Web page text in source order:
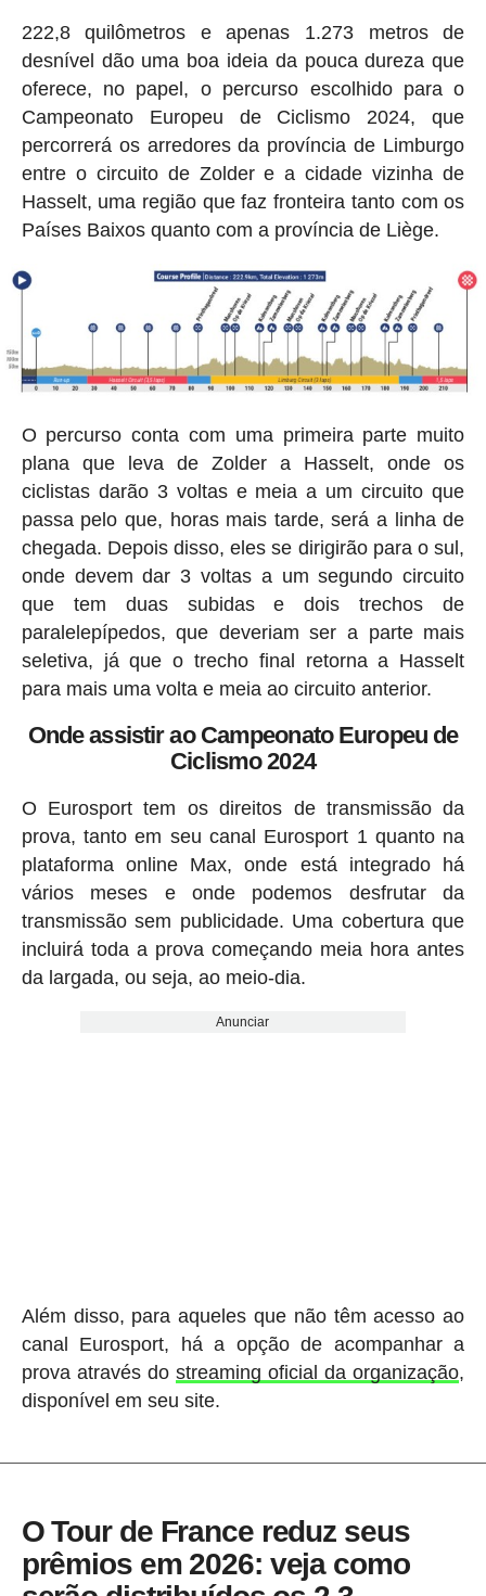
222,8 quilômetros e apenas 1.273 metros de
desnível dão uma boa ideia da pouca dureza que
oferece, no papel, o percurso escolhido para o
Campeonato Europeu de Ciclismo 2024, que
percorrerá os arredores da província de Limburgo
entre o circuito de Zolder e a cidade vizinha de
Hasselt, uma região que faz fronteira tanto com os
Países Baixos quanto com a província de Liège.
O percurso conta com uma primeira parte muito
plana que leva de Zolder a Hasselt, onde os
ciclistas darão 3 voltas e meia a um circuito que
passa pelo que, horas mais tarde, será a linha de
chegada. Depois disso, eles se dirigirão para o sul,
onde devem dar 3 voltas a um segundo circuito
que tem duas subidas e dois trechos de
paralelepípedos, que deveriam ser a parte mais
seletiva, já que o trecho final retorna a Hasselt
para mais uma volta e meia ao circuito anterior.
Onde assistir ao Campeonato Europeu de
Ciclismo 2024
O Eurosport tem os direitos de transmissão da
prova, tanto em seu canal Eurosport 1 quanto na
plataforma online Max, onde está integrado há
vários meses e onde podemos desfrutar da
transmissão sem publicidade. Uma cobertura que
incluirá toda a prova começando meia hora antes
da largada, ou seja, ao meio-dia.
Anunciar
Além disso, para aqueles que não têm acesso ao
canal Eurosport, há a opção de acompanhar a
prova através do streaming oficial da organização,
disponível em seu site.
O Tour de France reduz seus
prêmios em 2026: veja como